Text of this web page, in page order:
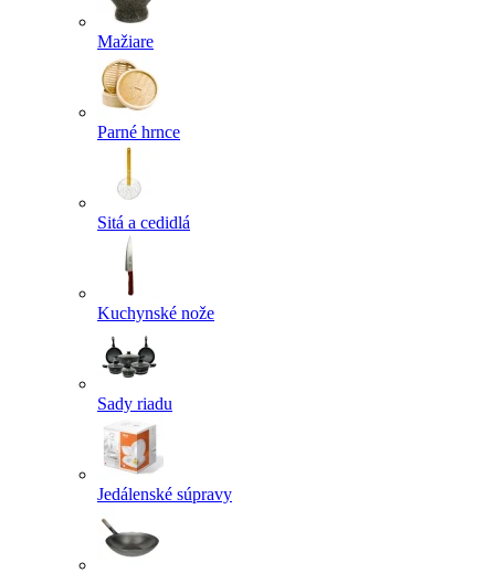
Mažiare
Parné hrnce
Sitá a cedidlá
Kuchynské nože
Sady riadu
Jedálenské súpravy